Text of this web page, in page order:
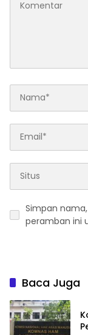
Simpan
peramban ini
Baca Juga